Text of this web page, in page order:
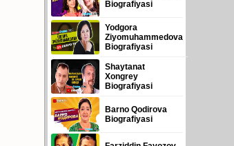
Biografiyasi
Yodgora
Ziyomuhammedova
Biografiyasi
Shaytanat
Xongrey
Biografiyasi
Barno Qodirova
Biografiyasi